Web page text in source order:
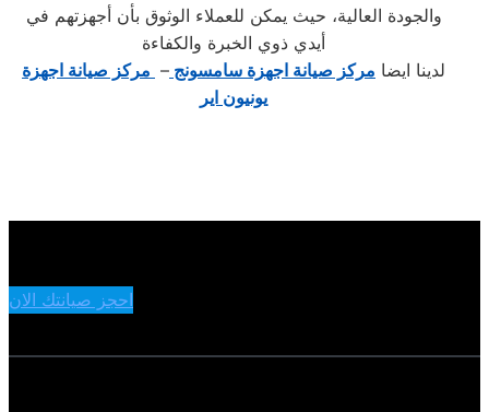
والجودة العالية، حيث يمكن للعملاء الوثوق بأن أجهزتهم في
أيدي ذوي الخبرة والكفاءة
لدينا ايضا مركز صيانة اجهزة سامسونج – مركز صيانة اجهزة
يونيون اير
احجز صيانتك الان